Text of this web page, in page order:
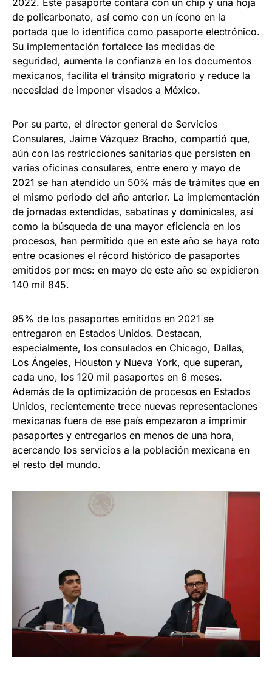
2022. Este pasaporte contará con un chip y una hoja
de policarbonato, así como con un ícono en la
portada que lo identifica como pasaporte electrónico.
Su implementación fortalece las medidas de
seguridad, aumenta la confianza en los documentos
mexicanos, facilita el tránsito migratorio y reduce la
necesidad de imponer visados a México.
Por su parte, el director general de Servicios
Consulares, Jaime Vázquez Bracho, compartió que,
aún con las restricciones sanitarias que persisten en
varias oficinas consulares, entre enero y mayo de
2021 se han atendido un 50% más de trámites que en
el mismo periodo del año anterior. La implementación
de jornadas extendidas, sabatinas y dominicales, así
como la búsqueda de una mayor eficiencia en los
procesos, han permitido que en este año se haya roto
entre ocasiones el récord histórico de pasaportes
emitidos por mes: en mayo de este año se expidieron
140 mil 845.
95% de los pasaportes emitidos en 2021 se
entregaron en Estados Unidos. Destacan,
especialmente, los consulados en Chicago, Dallas,
Los Ángeles, Houston y Nueva York, que superan,
cada uno, los 120 mil pasaportes en 6 meses.
Además de la optimización de procesos en Estados
Unidos, recientemente trece nuevas representaciones
mexicanas fuera de ese país empezaron a imprimir
pasaportes y entregarlos en menos de una hora,
acercando los servicios a la población mexicana en
el resto del mundo.